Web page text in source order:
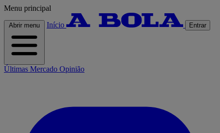
Menu principal
Abrir menu Início Entrar
Últimas Mercado Opinião